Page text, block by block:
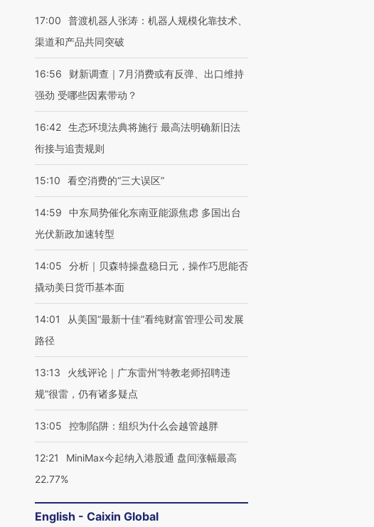
17:00
普渡机器人张涛：机器人规模化靠技术、
渠道和产品共同突破
16:56
财新调查｜7月消费或有反弹、出口维持
强劲 受哪些因素带动？
16:42 生态环境法典将施行 最高法明确新旧法
衔接与追责规则
15:10 看空消费的“三大误区”
14:59
中东局势催化东南亚能源焦虑 多国出台
光伏新政加速转型
14:05
分析｜贝森特操盘稳日元，操作巧思能否
撬动美日货币基本面
14:01
从美国“最新十佳”看纯财富管理公司发展
路径
13:13
火线评论｜广东雷州“特教老师招聘违
规”很雷，仍有诸多疑点
13:05 控制陷阱：组织为什么会越管越胖
12:21
MiniMax今起纳入港股通 盘间涨幅最高
22.77%
English - Caixin Global